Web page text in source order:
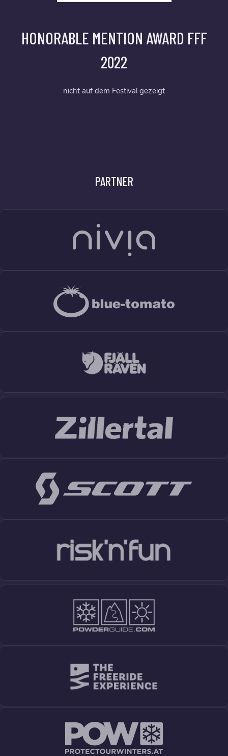
HONORABLE MENTION AWARD FFF
2022
nicht auf dem Festival gezeigt
PARTNER